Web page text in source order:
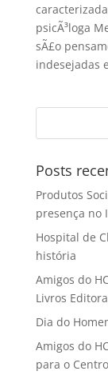
psicÃ³loga
sÃ£o
indesejadas
Posts
Produtos
presença no
Hospital de
história
Amigos do
Livros Editora
Dia do
Amigos do
para o